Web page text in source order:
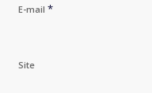
E-mail *
Site